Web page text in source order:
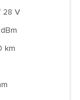
28 V
km